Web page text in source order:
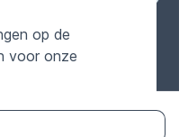
op de
voor onze